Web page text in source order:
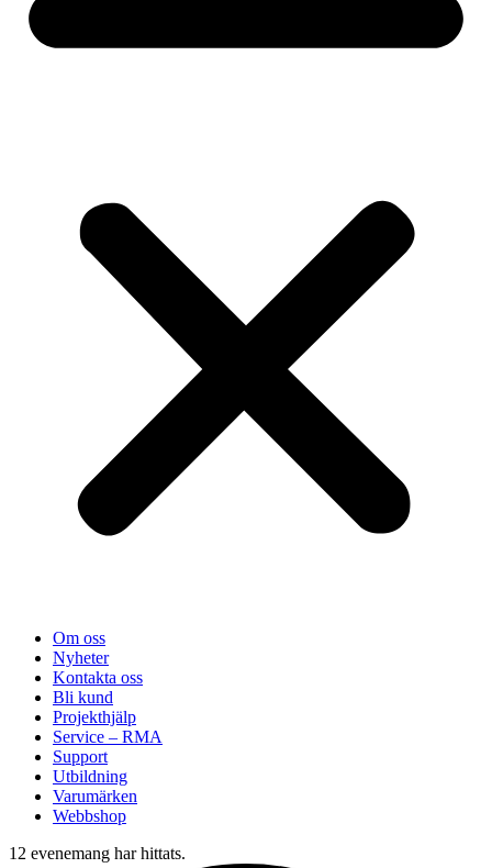
Om oss
Nyheter
Kontakta oss
Bli kund
Projekthjälp
Service – RMA
Support
Utbildning
Varumärken
Webbshop
12 evenemang har hittats.